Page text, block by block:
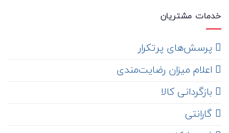
خدمات مشتریان
‌ پرسش‌های پرتکرار
اعلام میزان رضایت‌مندی
‌ بازگردانی کالا
گارانتی